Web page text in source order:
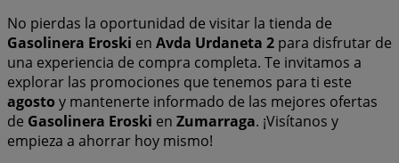
No pierdas la oportunidad de visitar la tienda de
Gasolinera Eroski en Avda Urdaneta 2 para disfrutar de
una experiencia de compra completa. Te invitamos a
explorar las promociones que tenemos para ti este
agosto y mantenerte informado de las mejores ofertas
de Gasolinera Eroski en Zumarraga. ¡Visítanos y
empieza a ahorrar hoy mismo!